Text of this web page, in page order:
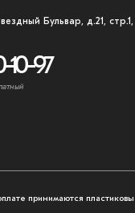
Бульвар, д.21,
97
принимаются